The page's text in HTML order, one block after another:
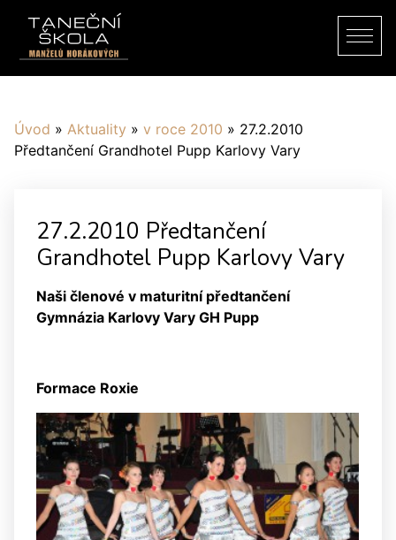
Úvod » Aktuality » v roce 2010 » 27.2.2010
Předtančení Grandhotel Pupp Karlovy Vary
27.2.2010 Předtančení
Grandhotel Pupp Karlovy Vary
Naši členové v maturitní předtančení
Gymnázia Karlovy Vary GH Pupp
Formace Roxie